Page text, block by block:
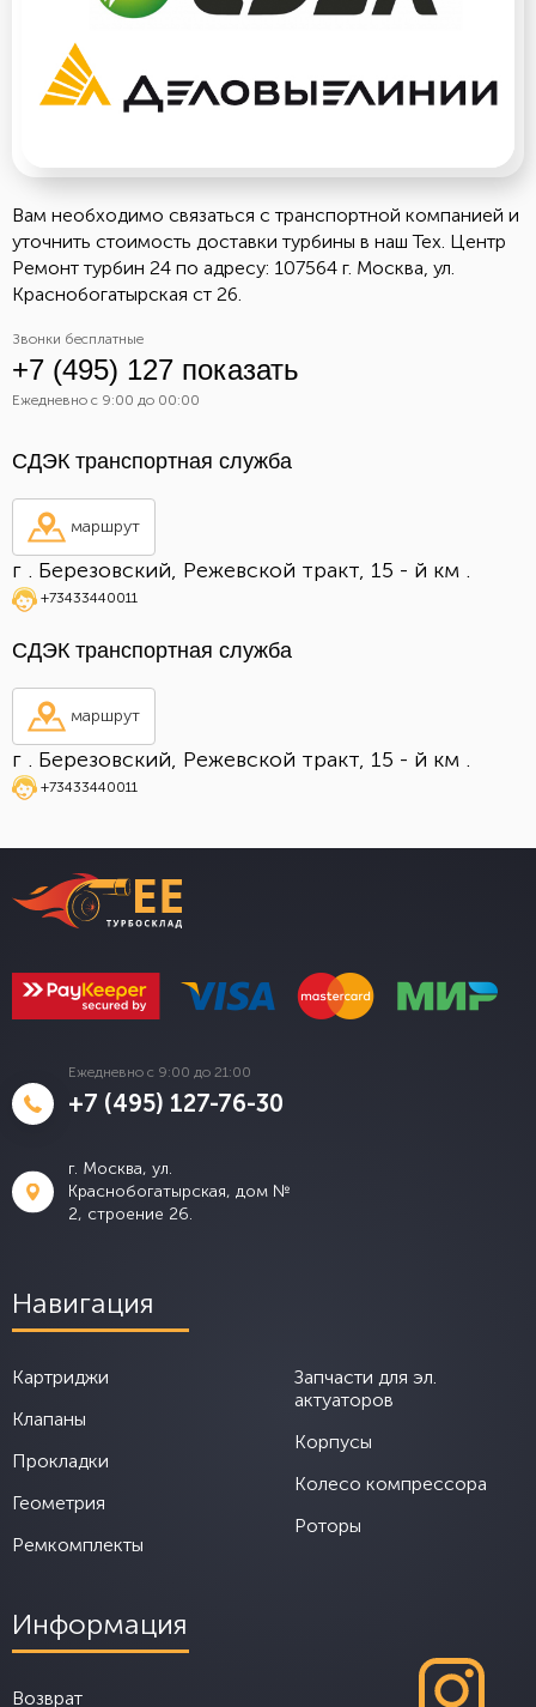
Вам необходимо связаться с транспортной компанией и
уточнить стоимость доставки турбины в наш Тех. Центр
Ремонт турбин 24 по адресу: 107564 г. Москва, ул.
Краснобогатырская ст 26.
Звонки бесплатные
+7 (495) 127 показать
Ежедневно с 9:00 до 00:00
СДЭК транспортная служба
маршрут
г . Березовский, Режевской тракт, 15 - й км .
+73433440011
СДЭК транспортная служба
маршрут
г . Березовский, Режевской тракт, 15 - й км .
+73433440011
Ежедневно с 9:00 до 21:00
+7 (495) 127-76-30
г. Москва, ул.
Краснобогатырская, дом №
2, строение 26.
Навигация
Картриджи
Клапаны
Прокладки
Геометрия
Ремкомплекты
Запчасти для эл.
актуаторов
Корпусы
Колесо компрессора
Роторы
Информация
Возврат